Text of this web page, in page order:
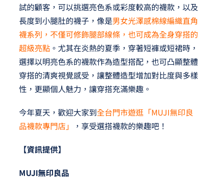
試的顧客，可以挑選亮色系或彩度較高的襪款，以及
長度到小腿肚的襪子，像是男女光澤感棉線編織直角
襪系列，不僅可修飾腿部線條，也可成為全身穿搭的
超級亮點。尤其在炎熱的夏季，穿著短褲或短裙時，
選擇以明亮色系的襪款作為造型搭配，也可凸顯整體
穿搭的清爽視覺感受，讓整體造型增加對比度與多樣
性，更顯個人魅力，讓穿搭充滿樂趣。
今年夏天，歡迎大家到全台門市遊逛「MUJI無印良
品襪款專門店」
，享受選搭襪款的樂趣吧！
【資訊提供】
MUJI無印良品